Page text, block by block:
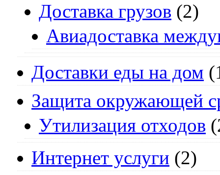
Доставка грузов (2)
Авиадоставка
Доставки еды на дом
Защита окружающей
Утилизация отходов
Интернет услуги (2)